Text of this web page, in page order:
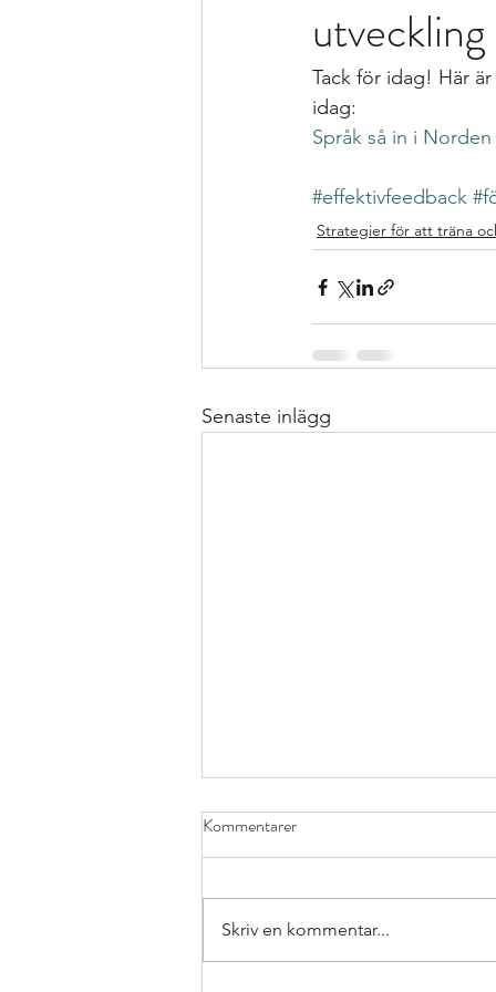
Formativ bedömning som
Kollegialt lärande
specialpedagogen och försteläraren
Strategier för att träna och kompen
Bedömning och betygssättning
utveckling
Tack för idag! Här
idag:
Språk så in i Norden
#effektivfeedback
Strategier för att träna
Senaste inlägg
Kommentarer
Skriv en kommentar...